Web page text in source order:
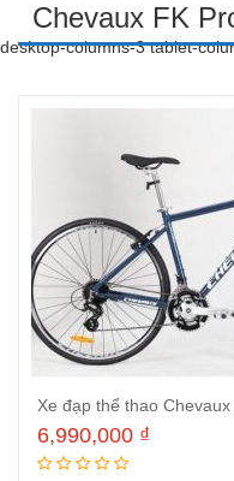
Chevaux FK
desktop-columns-3 tablet-
Xe đạp thể thao
6,990,000 ₫